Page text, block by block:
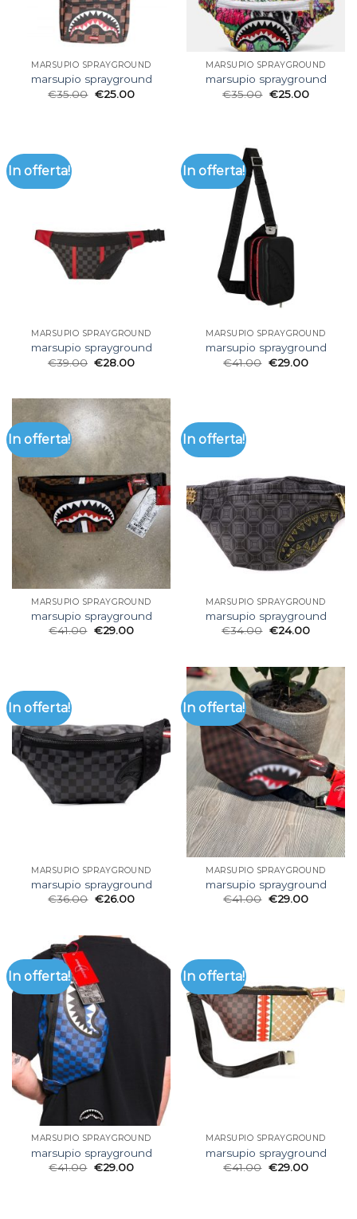
MARSUPIO SPRAYGROUND
marsupio sprayground
€35.00 €25.00
MARSUPIO SPRAYGROUND
marsupio sprayground
€35.00 €25.00
In offerta!
MARSUPIO SPRAYGROUND
marsupio sprayground
€39.00 €28.00
In offerta!
MARSUPIO SPRAYGROUND
marsupio sprayground
€41.00 €29.00
In offerta!
MARSUPIO SPRAYGROUND
marsupio sprayground
€41.00 €29.00
In offerta!
MARSUPIO SPRAYGROUND
marsupio sprayground
€34.00 €24.00
In offerta!
MARSUPIO SPRAYGROUND
marsupio sprayground
€36.00 €26.00
In offerta!
MARSUPIO SPRAYGROUND
marsupio sprayground
€41.00 €29.00
In offerta!
MARSUPIO SPRAYGROUND
marsupio sprayground
€41.00 €29.00
In offerta!
MARSUPIO SPRAYGROUND
marsupio sprayground
€41.00 €29.00